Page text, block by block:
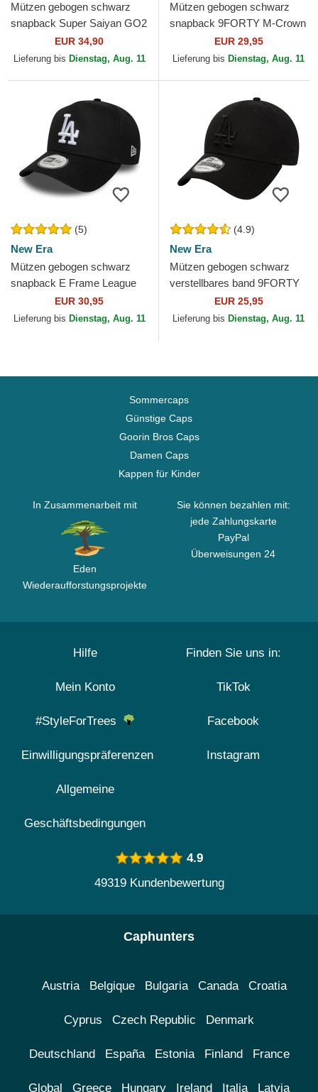
Mützen gebogen schwarz
snapback Super Saiyan GO2
Son Goku Dragon Ball von
Capslab
EUR 34,90
Lieferung bis Dienstag, Aug. 11
Mützen gebogen schwarz
snapback 9FORTY M-Crown
der Arizona Cardinals NFL
von New Era
EUR 29,95
Lieferung bis Dienstag, Aug. 11
(5)
New Era
Mützen gebogen schwarz
snapback E Frame League
Essential der Los Angeles
Dodgers MLB von New Era
EUR 30,95
Lieferung bis Dienstag, Aug. 11
(4.9)
New Era
Mützen gebogen schwarz
verstellbares band 9FORTY
League Essential der Los
Angeles Dodgers MLB von...
EUR 25,95
Lieferung bis Dienstag, Aug. 11
Sommercaps
Günstige Caps
Goorin Bros Caps
Damen Caps
Kappen für Kinder
In Zusammenarbeit mit
Eden
Wiederaufforstungsprojekte
Sie können bezahlen mit:
jede Zahlungskarte
PayPal
Überweisungen 24
Hilfe
Mein Konto
#StyleForTrees
Einwilligungspräferenzen
Allgemeine
Geschäftsbedingungen
Finden Sie uns in:
TikTok
Facebook
Instagram
4.9
49319 Kundenbewertung
Caphunters
Austria Belgique Bulgaria Canada Croatia
Cyprus Czech Republic Denmark
Deutschland España Estonia Finland France
Global Greece Hungary Ireland Italia Latvia